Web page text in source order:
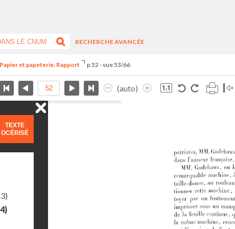
RECHERCHE AVANCÉE
et papeterie. Rapport p.52 - vue 53/66
(auto)
TEXTE
OCÉRISÉ